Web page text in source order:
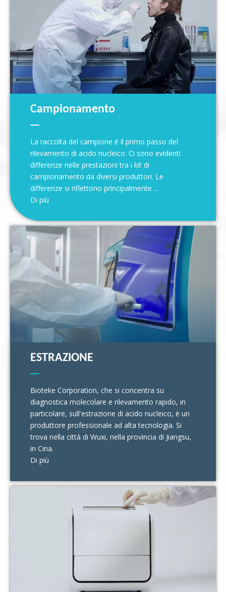
Campionamento
La raccolta del campione è il primo passo del
rilevamento di acido nucleico. Ci sono evidenti
differenze nelle prestazioni tra i kit di
campionamento da diversi produttori. Le
differenze si riflettono principalmente ...
Di più
ESTRAZIONE
Bioteke Corporation, che si concentra su
diagnostica molecolare e rilevamento rapido, in
particolare, sull'estrazione di acido nucleico, è un
produttore professionale ad alta tecnologia. Si
trova nella città di Wuxi, nella provincia di Jiangsu,
in Cina.
Di più